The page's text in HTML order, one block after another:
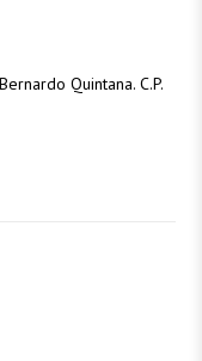
Quintana. C.P.